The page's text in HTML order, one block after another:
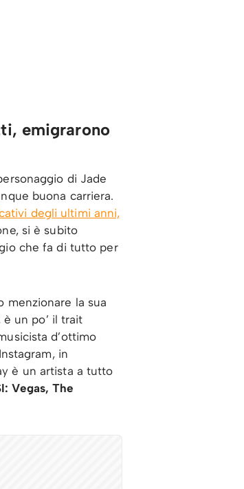
emigrarono
di Jade
buona carriera.
degli ultimi anni,
si è subito
che fa di tutto per
menzionare la sua
un po’ il trait
d’ottimo
in
è un artista a tutto
Vegas, The